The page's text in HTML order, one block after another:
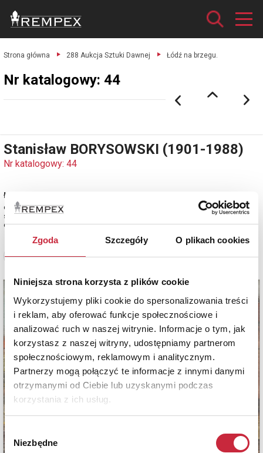
Zgoda Szczegóły O plikach cookies
Niniejsza strona korzysta z plików cookie
Wykorzystujemy pliki cookie do spersonalizowania treści
i reklam, aby oferować funkcje społecznościowe i
analizować ruch w naszej witrynie. Informacje o tym, jak
korzystasz z naszej witryny, udostępniamy partnerom
społecznościowym, reklamowym i analitycznym.
Partnerzy mogą połączyć te informacje z innymi danymi
otrzymanymi od Ciebie lub uzyskanymi podczas
korzystania z ich usług.
Wybór
zgody
Niezbędne
Strona główna 288 Aukcja Sztuki Dawnej Łódź na brzegu.
Nr katalogowy: 44
Stanisław BORYSOWSKI (1901-1988)
Nr katalogowy: 44
Łódź na brzegu
olej, płótno naklejone na sklejkę; 37 x 44 cm;
sygn. p. d.: Borysowski
estymacja: 4 000 - 4 800 zł
Zobacz pełne informacje